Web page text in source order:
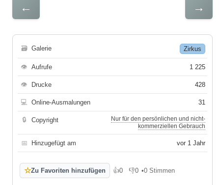
← →
🗃 Galerie Zirkus
👁 Aufrufe 1 225
👁 Drucke 428
💻 Online-Ausmalungen 31
🔒 Copyright
Nur für den persönlichen und nicht-
kommerziellen Gebrauch
📅 Hinzugefügt am vor 1 Jahr
☆Zu Favoriten hinzufügen 👍0
Gefällt mir
👎0
Gefällt mir nicht
•0 Stimmen